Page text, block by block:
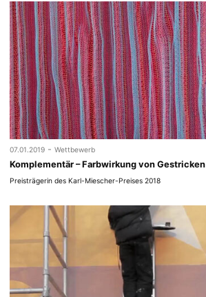
07.01.2019 - Wettbewerb
Komplementär – Farbwirkung von Gestricken
Preisträgerin des Karl-Miescher-Preises 2018